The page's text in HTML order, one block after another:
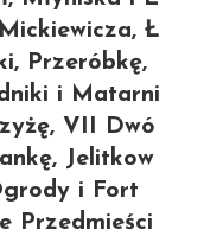
Ł
Przeróbkę,
i Matarni
VII Dwó
Jelitkow
i Fort
Przedmieści